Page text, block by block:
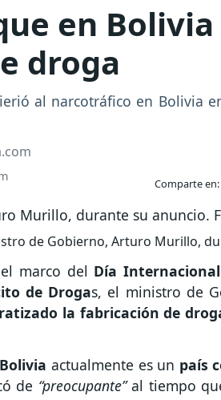
en
droga
al narcotráfico en Bolivia
Comparte en:
de Gobierno, Arturo Murillo,
marco del Día
de Drogas, el ministro de
la fabricación de
Bolivia actualmente es un país
de “preocupante”al tiempo